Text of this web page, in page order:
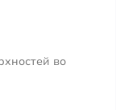
во